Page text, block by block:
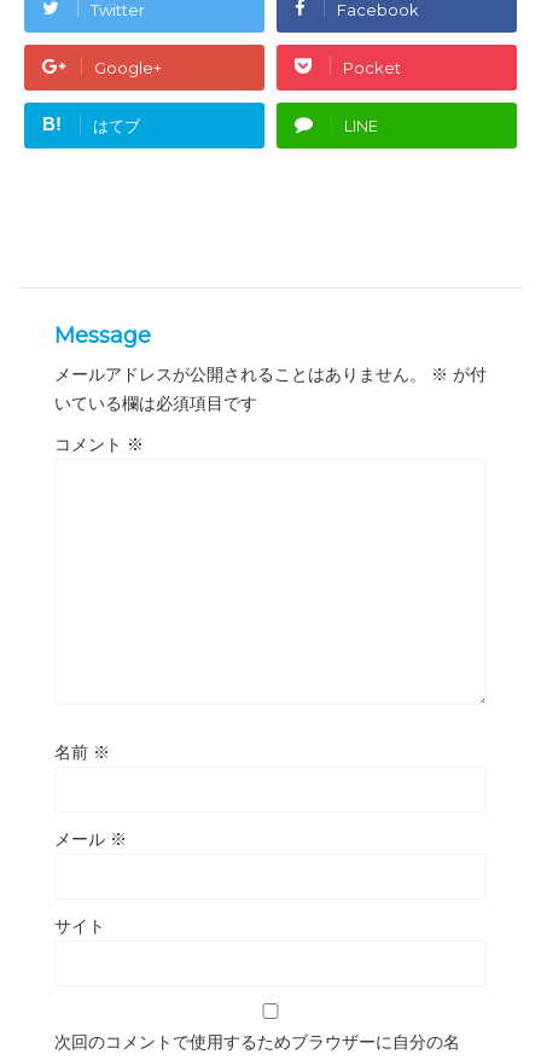
Twitter Facebook
Google+ Pocket
B! はてブ LINE
Message
メールアドレスが公開されることはありません。 ※ が付
いている欄は必須項目です
コメント ※
名前 ※
メール ※
サイト
次回のコメントで使用するためブラウザーに自分の名